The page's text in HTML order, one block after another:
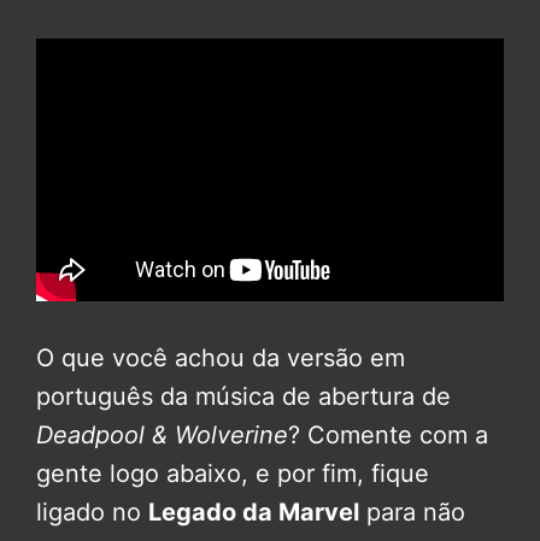
O que você achou da versão em
português da música de abertura de
Deadpool & Wolverine? Comente com a
gente logo abaixo, e por fim, fique
ligado no Legado da Marvel para não